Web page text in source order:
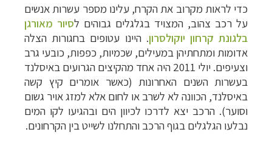
כדי לראות מקרוב את הקרח, עלינו מספר עשרות אנשים
על רכב צהוב, המצויד בגלגלים גבוהים לסיור מאורגן
בלגונת קרחון יוקולסרון. היינו עטופים בחגורות הצלה
אדומות ומתחתיהן במעילים, שכמיות, כפפות, כובעי גרב
וצעיפים. יולי 2011 היה אחד מהקיצים הגרועים באיסלנד
בעשרות השנים האחרונות (כאשר אומרים קיץ קשה
באיסלנד, הכוונה לא לשרב או לחום אלא למזג אויר גשום
וסוער). הרכב יצא לדרכו לכיוון הים ובהגיעו לקו המים
נבלעו הגלגלים בגוף הרכב והתחלנו לשייט בין הקרחונים.